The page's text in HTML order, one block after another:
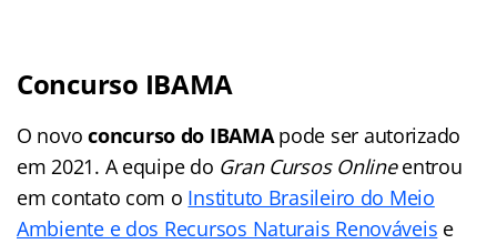
Concurso IBAMA
O novoconcurso do IBAMApode ser autorizado
em 2021. A equipe do Gran Cursos Onlineentrou
em contato com o Instituto Brasileiro do Meio
Ambiente e dos Recursos Naturais Renováveis e